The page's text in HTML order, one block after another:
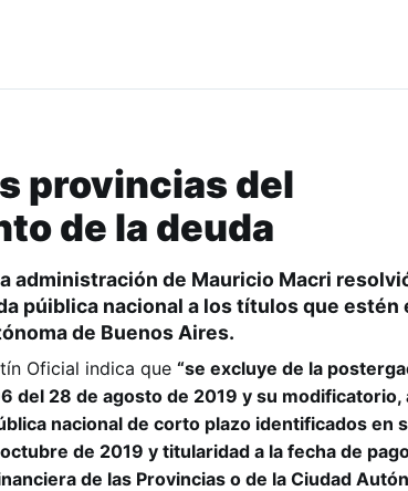
provincias del
de la deuda
administración de Mauricio Macri
púiblica nacional a los títulos que estén
de Buenos Aires.
Oficial indica que “se excluye de la
del 28 de agosto de 2019 y su modificatorio,
nacional de corto plazo identificados en
de 2019 y titularidad a la fecha de
de las Provincias o de la Ciudad